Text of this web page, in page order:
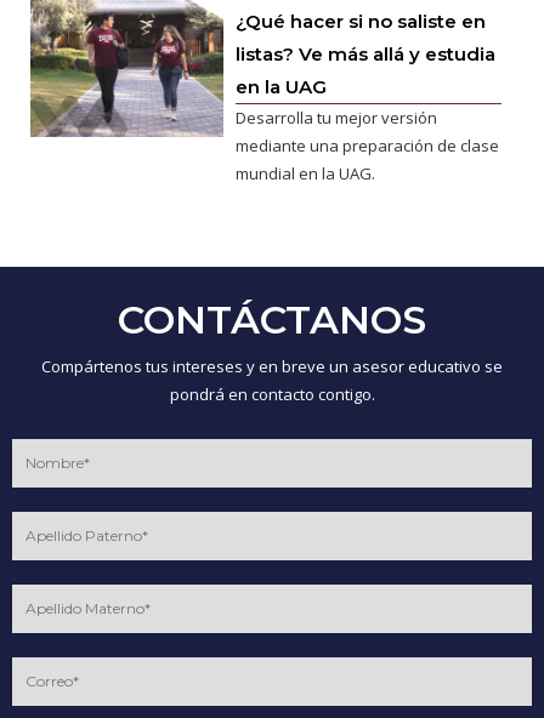
¿Qué hacer si no saliste en
listas? Ve más allá y estudia
en la UAG
Desarrolla tu mejor versión
mediante una preparación de clase
mundial en la UAG.
CONTÁCTANOS
Compártenos tus intereses y en breve un asesor educativo se
pondrá en contacto contigo.